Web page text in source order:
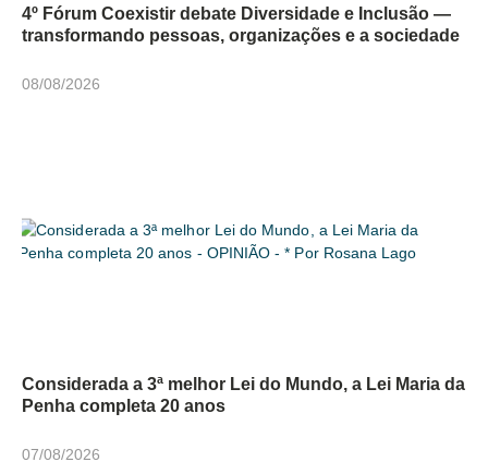
4º Fórum Coexistir debate Diversidade e Inclusão —
transformando pessoas, organizações e a sociedade
08/08/2026
Considerada a 3ª melhor Lei do Mundo, a Lei Maria da
Penha completa 20 anos
07/08/2026